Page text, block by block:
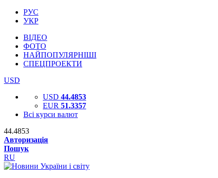
РУС
УКР
ВІДЕО
ФОТО
НАЙПОПУЛЯРНІШІ
СПЕЦПРОЕКТИ
USD
USD 44.4853
EUR 51.3357
Всі курси валют
44.4853
Авторизація
Пошук
RU